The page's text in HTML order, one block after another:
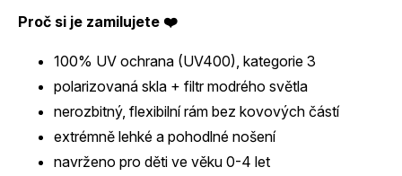
Proč si je zamilujete ❤️
100% UV ochrana (UV400), kategorie 3
polarizovaná skla + filtr modrého světla
nerozbitný, flexibilní rám bez kovových částí
extrémně lehké a pohodlné nošení
navrženo pro děti ve věku 0-4 let